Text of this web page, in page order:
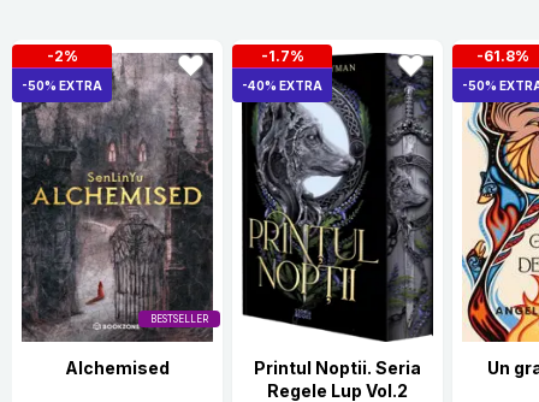
BESTSELLER
-2%
-50% EXTRA
Alchemised
-1.7%
-40% EXTRA
Printul Noptii. Seria
Regele Lup Vol.2
-61.8%
-50%
Un